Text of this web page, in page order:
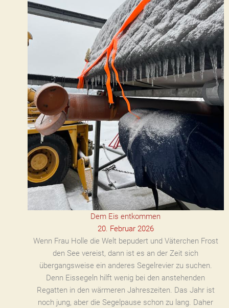
Dem Eis entkommen
20. Februar 2026
Wenn Frau Holle die Welt bepudert und Väterchen Frost
den See vereist, dann ist es an der Zeit sich
übergangsweise ein anderes Segelrevier zu suchen.
Denn Eissegeln hilft wenig bei den anstehenden
Regatten in den wärmeren Jahreszeiten. Das Jahr ist
noch jung, aber die Segelpause schon zu lang. Daher